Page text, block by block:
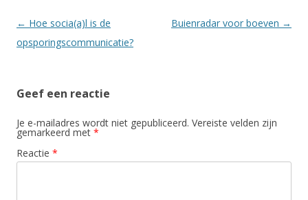
Berichtnavigatie
← Hoe socia(a)l is de
opsporingscommunicatie?
Buienradar voor boeven →
Geef een reactie
Je e-mailadres wordt niet gepubliceerd. Vereiste velden zijn
gemarkeerd met *
Reactie *